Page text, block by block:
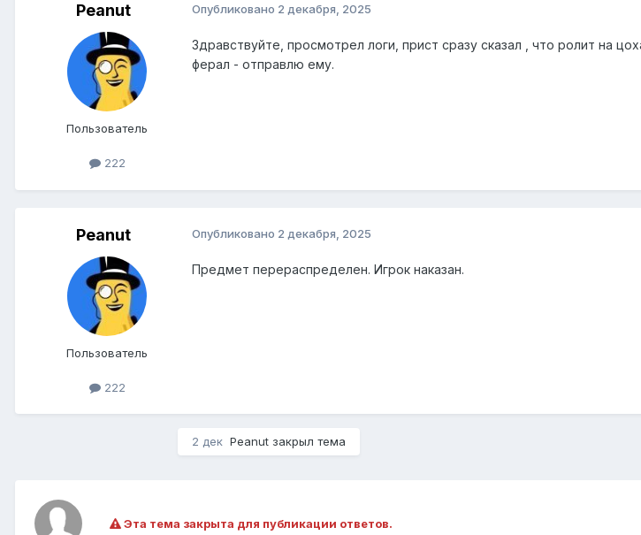
Peanut
Пользователь
222
Опубликовано 2 декабря, 2025
Здравствуйте, просмотрел логи, прист сразу сказал , что ролит на
ферал - отправлю ему.
Peanut
Пользователь
222
Опубликовано 2 декабря, 2025
Предмет перераспределен. Игрок наказан.
2 дек Peanut закрыл тема
Эта тема закрыта для публикации ответов.